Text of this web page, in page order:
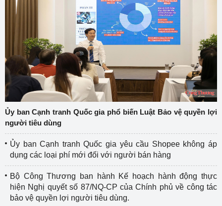
Ủy ban Cạnh tranh Quốc gia phổ biến Luật Bảo vệ quyền lợi
người tiêu dùng
Ủy ban Cạnh tranh Quốc gia yêu cầu Shopee không áp
dụng các loại phí mới đối với người bán hàng
Bộ Công Thương ban hành Kế hoạch hành động thực
hiện Nghị quyết số 87/NQ-CP của Chính phủ về công tác
bảo vệ quyền lợi người tiêu dùng.